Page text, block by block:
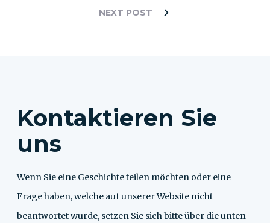
NEXT POST
Kontaktieren Sie
uns
Wenn Sie eine Geschichte teilen möchten oder eine
Frage haben, welche auf unserer Website nicht
beantwortet wurde, setzen Sie sich bitte über die unten